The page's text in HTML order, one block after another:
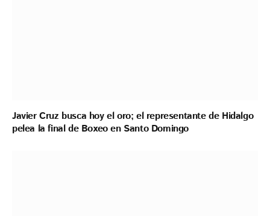
Javier Cruz busca hoy el oro; el representante de Hidalgo
pelea la final de Boxeo en Santo Domingo